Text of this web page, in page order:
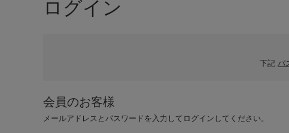
ログイン
下記 パ
会員のお客様
メールアドレスとパスワードを入力してログインしてください。